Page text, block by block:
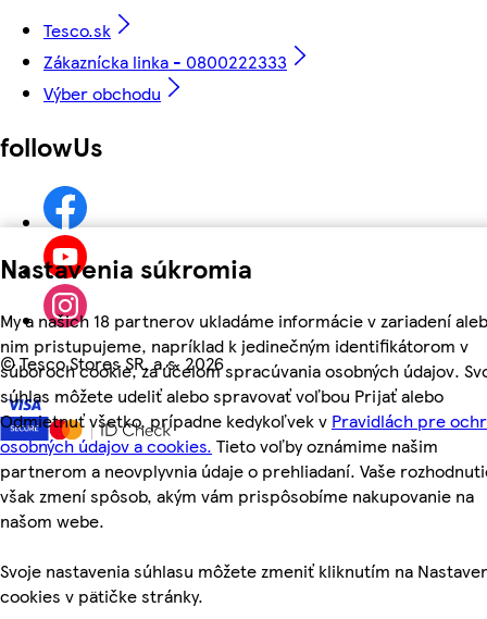
Nastavenia súkromia
My a našich 18 partnerov ukladáme informácie v zariadení
nim pristupujeme, napríklad k jedinečným identifikátorom v
súboroch cookie, za účelom spracúvania osobných údajov.
súhlas môžete udeliť alebo spravovať voľbou Prijať alebo
Odmietnuť všetko, prípadne kedykoľvek v Pravidlách pre
osobných údajov a cookies. Tieto voľby oznámime našim
partnerom a neovplyvnia údaje o prehliadaní. Vaše
však zmení spôsob, akým vám prispôsobíme nakupovanie na
našom webe.
Svoje nastavenia súhlasu môžete zmeniť kliknutím na
cookies v pätičke stránky.
Tesco.sk
Zákaznícka linka - 0800222333
Výber obchodu
followUs
©Tesco Stores SR, a.s. 2026